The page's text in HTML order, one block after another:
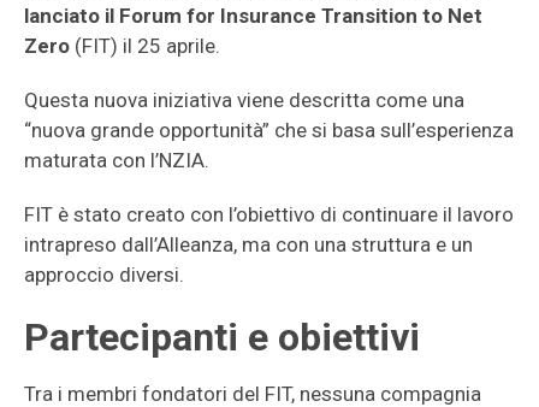
lanciato il Forum for Insurance Transition to Net
Zero (FIT) il 25 aprile.
Questa nuova iniziativa viene descritta come una
“nuova grande opportunità” che si basa sull’esperienza
maturata con l’NZIA.
FIT è stato creato con l’obiettivo di continuare il lavoro
intrapreso dall’Alleanza, ma con una struttura e un
approccio diversi.
Partecipanti e obiettivi
Tra i membri fondatori del FIT, nessuna compagnia